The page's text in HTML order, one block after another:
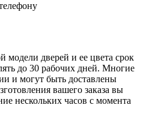
модели дверей и ее цвета срок
до 30 рабочих дней. Многие
и могут быть доставлены
вашего заказа вы
нескольких часов с момента